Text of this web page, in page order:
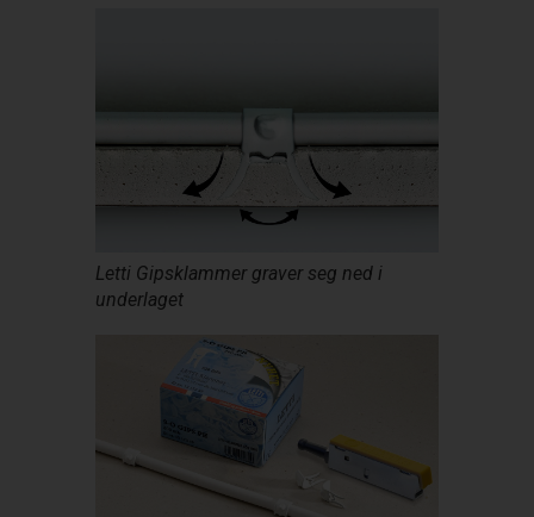
Letti Gipsklammer graver seg ned i
underlaget